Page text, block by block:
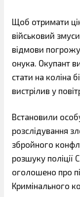
Щоб отримати
військовий
відмови
онука. Окупант
стати на коліна
вистрілив у
Встановили
розслідування
збройного
розшуку поліції
оголошено про
Кримінального